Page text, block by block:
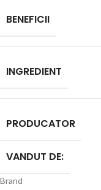
BENEFICII
INGREDIENT
PRODUCATOR
VANDUT DE:
Brand